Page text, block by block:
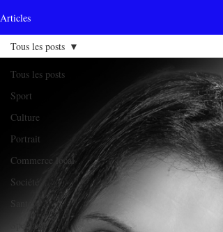
Articles
Tous les posts
Sport
Culture
Portrait
Commerce local
Société
Santé
Spectacle
Tous les posts